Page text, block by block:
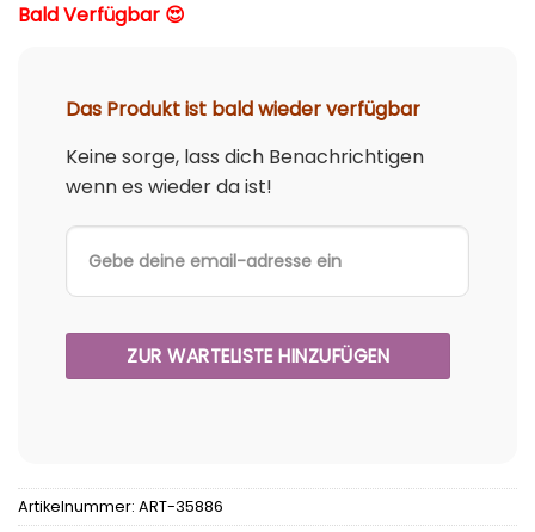
Bald Verfügbar 😍
Das Produkt ist bald wieder verfügbar
Keine sorge, lass dich Benachrichtigen
wenn es wieder da ist!
Artikelnummer: ART-35886